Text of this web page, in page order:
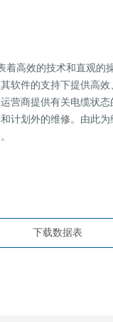
着高效的技术和直观的
软件的支持下提供高
营商提供有关电缆状
计划外的维修。由此
下载数据表